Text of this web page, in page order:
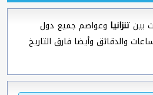
بينتنزانيا وعواصم جميع دول
والدقائق وأيضا فارق التاريخ